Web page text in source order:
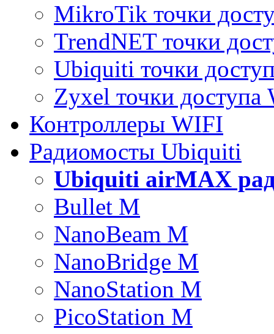
MikroTik точки
TrendNET точки
Ubiquiti точки
Zyxel точки доступа
Контроллеры WIFI
Радиомосты Ubiquiti
Ubiquiti airMAX
Bullet M
NanoBeam M
NanoBridge M
NanoStation M
PicoStation M